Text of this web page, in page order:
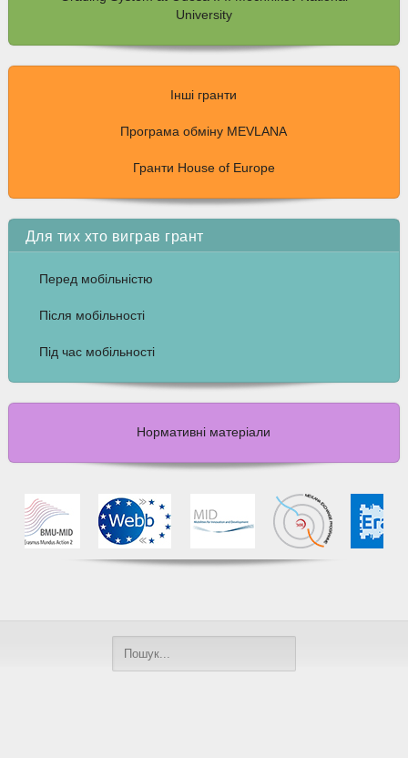
University
Інші гранти
Програма обміну MEVLANA
Гранти House of Europe
Для тих хто виграв грант
Перед мобільністю
Після мобільності
Під час мобільності
Нормативні матеріали